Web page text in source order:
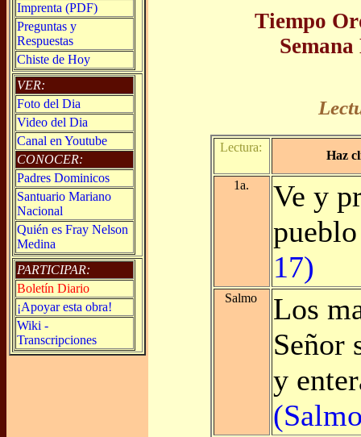
Imprenta (PDF)
Preguntas y
Respuestas
Chiste de Hoy
VER:
Foto del Dia
Video del Dia
Canal en Youtube
CONOCER:
Padres Dominicos
Santuario Mariano
Nacional
Quién es Fray Nelson
Medina
PARTICIPAR:
Boletín Diario
¡Apoyar esta obra!
Wiki -
Transcripciones
Tiempo
Lectura:
Haz
1a.
Ve y
17)
Salmo
Los
Señor
y